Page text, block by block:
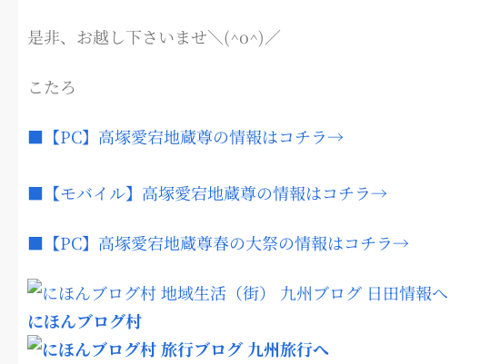
是非、お越し下さいませ＼(^o^)／
こたろ
■【PC】高塚愛宕地蔵尊の情報はコチラ→
■【モバイル】高塚愛宕地蔵尊の情報はコチラ→
■【PC】高塚愛宕地蔵尊春の大祭の情報はコチラ→
にほんブログ村